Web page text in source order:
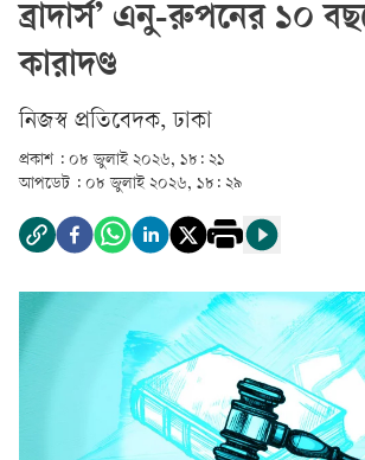
ব্রাদার্স’ এনু-রুপনের ১০
কারাদণ্ড
‎নিজস্ব প্রতিবেদক, ঢাকা‎
প্রকাশ : ০৮ জুলাই ২০২৬, ১৮: ২১
আপডেট : ০৮ জুলাই ২০২৬, ১৮: ২৯